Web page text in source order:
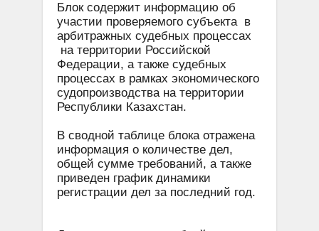
Блок содержит информацию об
участии проверяемого субъекта в
арбитражных судебных процессах
на территории Российской
Федерации, а также судебных
процессах в рамках экономического
судопроизводства на территории
Республики Казахстан.
В сводной таблице блока отражена
информация о количестве дел,
общей сумме требований, а также
приведен график динамики
регистрации дел за последний год.